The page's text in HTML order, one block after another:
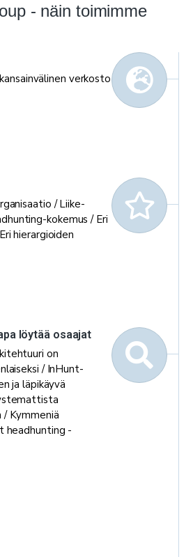
- näin toimimme
verkosto
/ Liike-
kokemus / Eri
hierargioiden
löytää osaajat
on
/ InHunt-
ja läpikäyvä
Kymmeniä
headhunting -